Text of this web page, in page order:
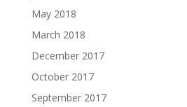
May 2018
March 2018
December 2017
October 2017
September 2017